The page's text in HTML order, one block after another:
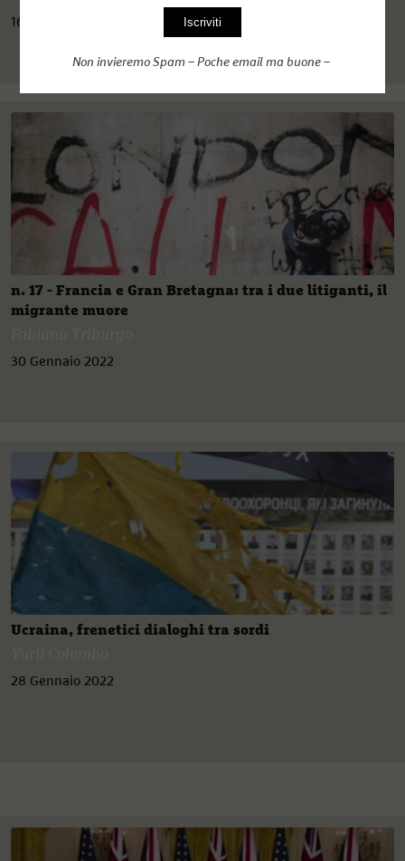
16 Marzo 2022
n. 17 - Francia e Gran Bretagna: tra i due litiganti, il
migrante muore
30 Gennaio 2022
Ucraina, frenetici dialoghi tra sordi
28 Gennaio 2022
Non invieremo Spam – Poche email ma buone –